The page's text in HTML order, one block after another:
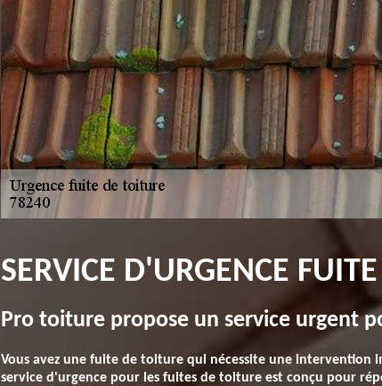
SERVICE D'URGENCE
Pro toiture propose un service urgent
Vous avez une fuite de toiture qui nécessite une intervention
service d'urgence pour les fuites de toiture est conçu pour